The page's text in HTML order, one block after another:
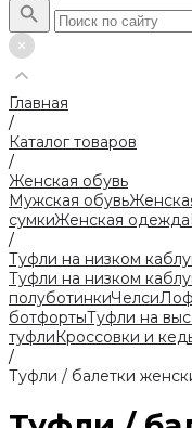
Главная
/
Каталог товаров
/
Женская обувь
Мужская обувь
сумкиЖенская одежда
/
Туфли на низком
Туфли на низком
полуботинкиЧелси
ботфортыТуфли на
туфлиКроссовки и
/
Туфли / балетки